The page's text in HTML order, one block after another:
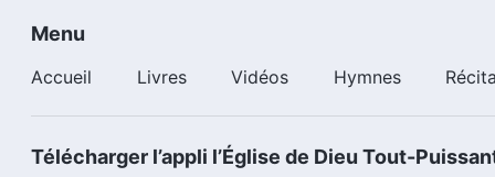
Menu
Accueil Livres Vidéos Hymnes
Télécharger l’appli l’Église de Dieu Tout-